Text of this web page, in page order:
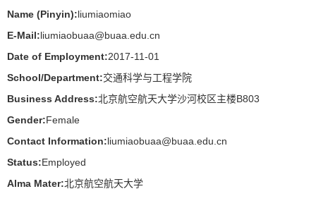
Name (Pinyin):liumiaomiao
E-Mail:liumiaobuaa@buaa.edu.cn
Date of Employment:2017-11-01
School/Department:交通科学与工程学院
Business Address:北京航空航天大学沙河校区主楼B803
Gender:Female
Contact Information:liumiaobuaa@buaa.edu.cn
Status:Employed
Alma Mater:北京航空航天大学